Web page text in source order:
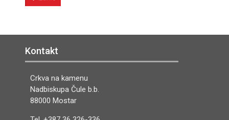
Kontakt
Crkva na kamenu
Nadbiskupa Čule b.b.
88000 Mostar